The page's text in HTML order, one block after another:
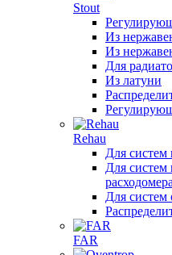
Stout
Из
Из
Для
Из латуни
Rehau
Для
Для систем
Для
FAR